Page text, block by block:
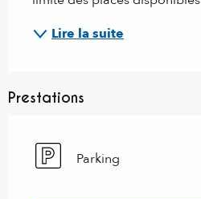
Lire la suite
Prestations
Parking